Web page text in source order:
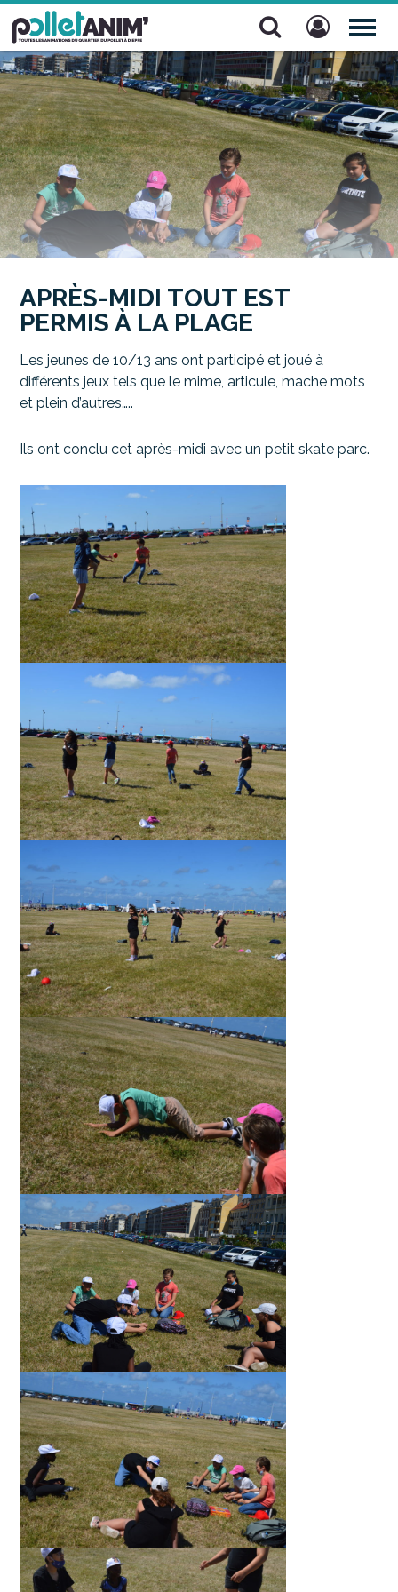
Pollet Anim'
APRÈS-MIDI TOUT EST
PERMIS À LA PLAGE
Les jeunes de 10/13 ans ont participé et joué à
différents jeux tels que le mime, articule, mache mots
et plein d’autres…..
Ils ont conclu cet après-midi avec un petit skate parc.